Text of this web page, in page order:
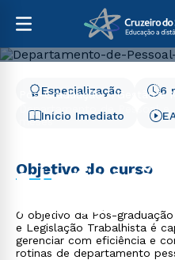
Pós-Graduação
Gestão e
Departamento de Pessoal
meses
e
6 meses
Início Imediato
6
Especialização
Objetivo do curso
O objetivo da Pós-
e Legislação Trabalhista é
gerenciar com eficiência e
rotinas de departamento